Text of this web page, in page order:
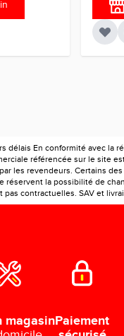
En conformité avec la
référencée sur le site
les revendeurs. Certains
la possibilité de
contractuelles. SAV et
magasinPaiement